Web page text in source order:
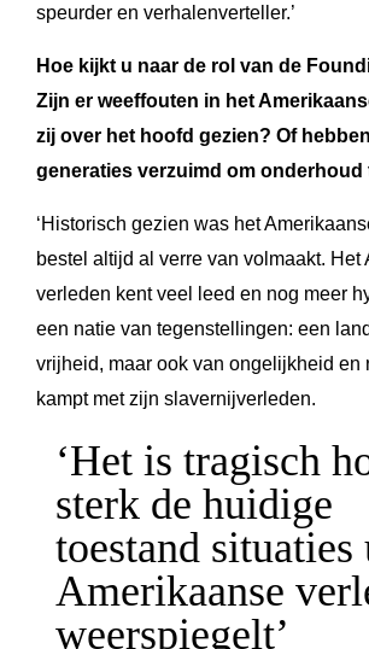
speurder en verhalenverteller.’
Hoe kijkt u naar de rol van de
Zijn er weeffouten in het
zij over het hoofd gezien? Of
generaties verzuimd om onderhoud
‘Historisch gezien was het
bestel altijd al verre van volmaakt. Het
verleden kent veel leed en nog meer
een natie van tegenstellingen: een
vrijheid, maar ook van ongelijkheid en
kampt met zijn slavernijverleden.
‘Het is tragisch
sterk de huidige
toestand situaties
Amerikaanse
weerspiegelt’